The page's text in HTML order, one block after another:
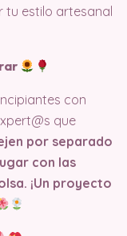
tu estilo artesanal
con
que
por separado
con las
¡Un proyecto